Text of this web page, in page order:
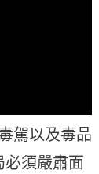
駕以及毒品
須嚴肅面